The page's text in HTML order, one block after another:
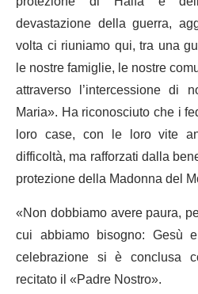
devastazione della guerra,
volta ci riuniamo qui, tra una
le nostre famiglie, le nostre
attraverso l’intercessione di
Maria». Ha riconosciuto che i
loro case, con le loro vite
difficoltà, ma rafforzati dalla
protezione della Madonna del
«Non dobbiamo avere paura,
cui abbiamo bisogno: Gesù
celebrazione si è conclusa
recitato il «Padre Nostro».